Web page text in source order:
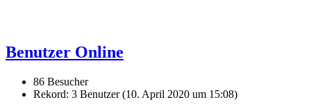
Benutzer Online
86 Besucher
Rekord: 3 Benutzer (10. April 2020 um 15:08)